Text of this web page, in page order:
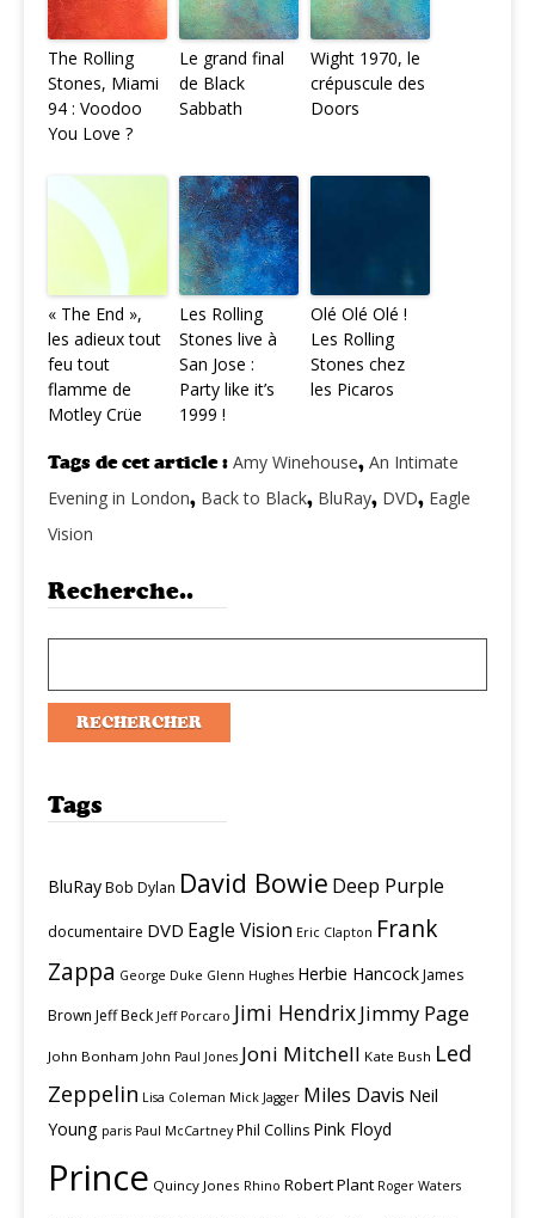
The Rolling
Stones, Miami
94 : Voodoo
You Love ?
Le grand final
de Black
Sabbath
Wight 1970, le
crépuscule des
Doors
« The End »,
les adieux tout
feu tout
flamme de
Motley Crüe
Les Rolling
Stones live à
San Jose :
Party like it’s
1999 !
Olé Olé Olé !
Les Rolling
Stones chez
les Picaros
Tags de cet article : Amy Winehouse, An Intimate
Evening in London, Back to Black, BluRay, DVD, Eagle
Vision
Recherche..
Tags
BluRayBob Dylan David Bowie Deep Purple
documentaire DVD Eagle Vision Eric Clapton Frank
Zappa George Duke Glenn Hughes Herbie HancockJames
Brown Jeff Beck Jeff Porcaro Jimi HendrixJimmy Page
John Bonham John Paul Jones Joni Mitchell Kate Bush Led
Zeppelin Lisa Coleman Mick Jagger Miles Davis Neil
Young paris Paul McCartney Phil Collins Pink Floyd
Prince Quincy Jones Rhino Robert Plant Roger Waters